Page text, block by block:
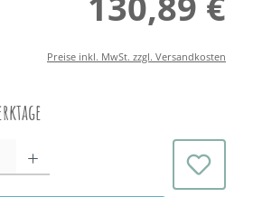
Preise inkl. MwSt. zzgl. Versandkosten
Wert ein oder benutze die